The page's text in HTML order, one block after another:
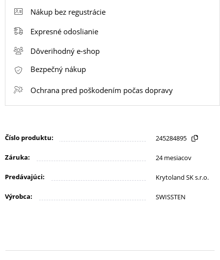
TV,
AUDIO-
VIDEO
MALÉ
KANCELÁRIA
ŽIVOTNÝ
Nákup bez regustrácie
Expresné odoslianie
Dôverihodný e-shop
Bezpečný nákup
Ochrana pred poškodením počas dopravy
Číslo produktu: 245284895
Záruka: 24 mesiacov
Predávajúci: Krytoland SK s.r.o.
Výrobca: SWISSTEN